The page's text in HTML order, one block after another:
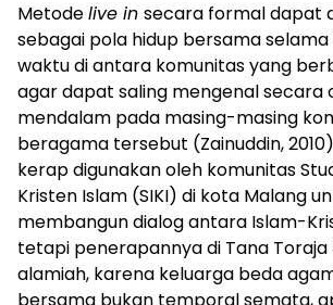
Metodelive in secara formal dapat
sebagai pola hidup bersama
waktu di antara komunitas yang
agar dapat saling mengenal secara
mendalam pada masing-masing
beragama tersebut (Zainuddin,
kerap digunakan oleh komunitas
Kristen Islam (SIKI) di kota Malang
membangun dialog antara Islam-
tetapi penerapannya di Tana
alamiah, karena keluarga beda